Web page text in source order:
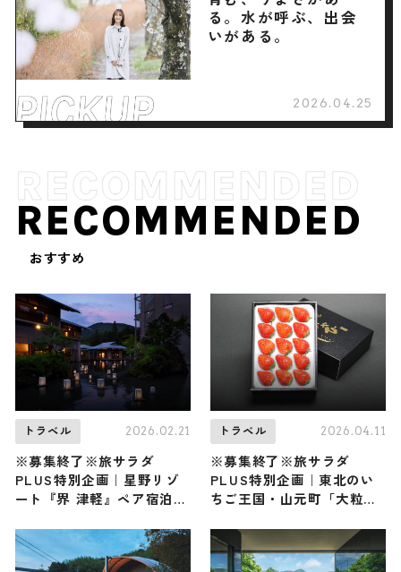
る。水が呼ぶ、出会
いがある。
2026.04.25
RECOMMENDED
おすすめ
トラベル 2026.02.21
※募集終了※旅サラダ
PLUS特別企画｜星野リゾ
ート『界 津軽』ペア宿泊券
トラベル 2026.04.11
※募集終了※旅サラダ
PLUS特別企画｜東北のい
ちご王国・山元町「大粒う
箱セットを5名様にプレゼン
ト！